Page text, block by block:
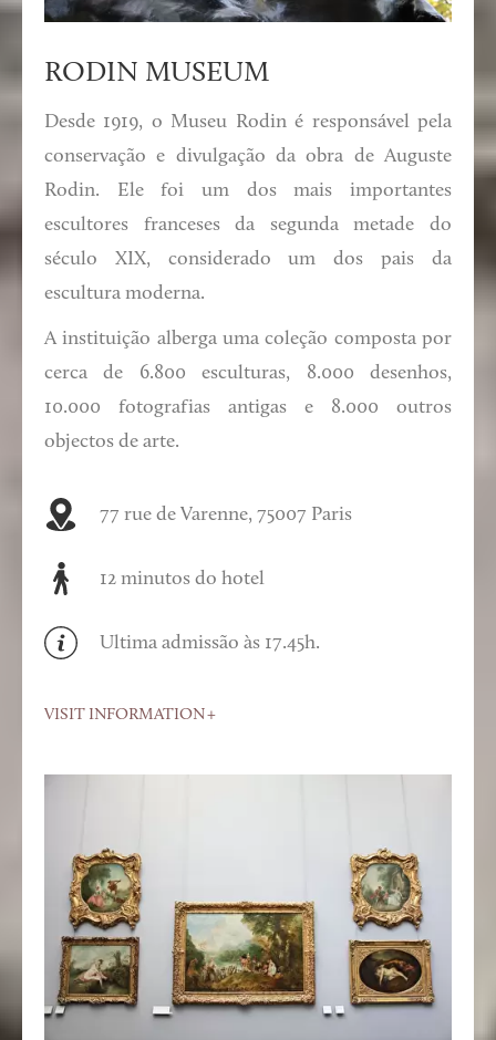
RODIN MUSEUM
Desde 1919, o Museu Rodin é responsável pela
conservação e divulgação da obra de Auguste
Rodin. Ele foi um dos mais importantes
escultores franceses da segunda metade do
século XIX, considerado um dos pais da
escultura moderna.
A instituição alberga uma coleção composta por
cerca de 6.800 esculturas, 8.000 desenhos,
10.000 fotografias antigas e 8.000 outros
objectos de arte.
77 rue de Varenne, 75007 Paris
12 minutos do hotel
Ultima admissão às 17.45h.
VISIT INFORMATION